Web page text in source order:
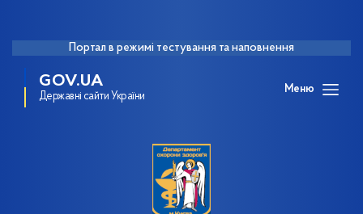
Портал в режимі тестування та наповнення
GOV.UA
Державні сайти України
Меню